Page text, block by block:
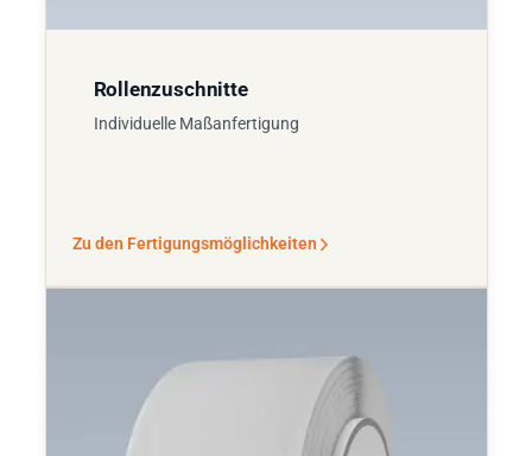
Rollenzuschnitte
Individuelle Maßanfertigung
Zu den Fertigungsmöglichkeiten